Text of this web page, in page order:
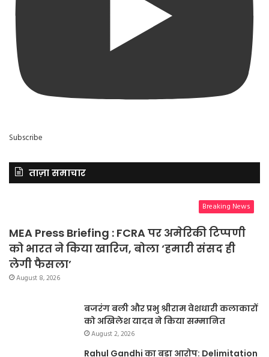
Subscribe
ताज़ा समाचार
Breaking News
MEA Press Briefing : FCRA पर अमेरिकी टिप्पणी
को भारत ने किया खारिज, बोला ‘हमारी संसद ही
लेगी फैसला’
August 8, 2026
बजरंग बली और प्रभु श्रीराम वेशधारी कलाकारों
को अखिलेश यादव ने किया सम्मानित
August 2, 2026
Rahul Gandhi का बड़ा आरोप: Delimitation